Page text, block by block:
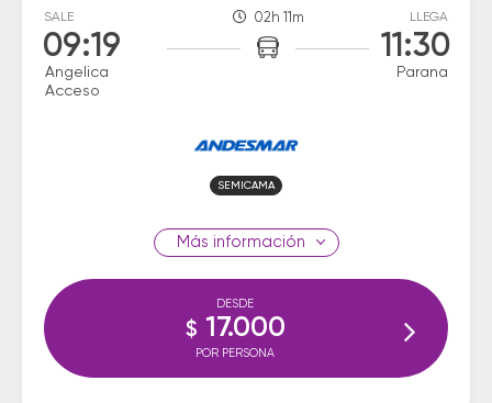
SALE
09:19
Angelica
Acceso
02h 11m LLEGA
11:30
Parana
SEMICAMA
información
DESDE
$ 17.000
POR PERSONA